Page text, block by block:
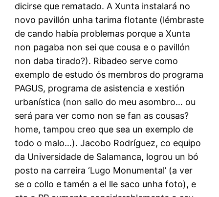
dicirse que rematado. A Xunta instalará no
novo pavillón unha tarima flotante (lémbraste
de cando había problemas porque a Xunta
non pagaba non sei que cousa e o pavillón
non daba tirado?). Ribadeo serve como
exemplo de estudo ós membros do programa
PAGUS, programa de asistencia e xestión
urbanística (non sallo do meu asombro… ou
será para ver como non se fan as cousas?
home, tampou creo que sea un exemplo de
todo o malo…). Jacobo Rodríguez, co equipo
da Universidade de Salamanca, logrou un bó
posto na carreira ‘Lugo Monumental’ (a ver
se o collo e tamén a el lle saco unha foto), e